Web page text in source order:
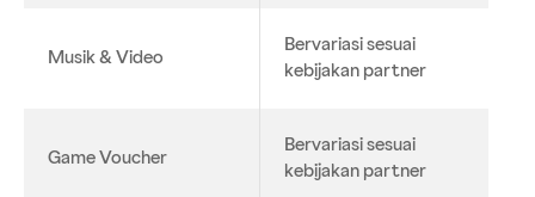
Musik & Video
Bervariasi sesuai
kebijakan partner
Game Voucher
Bervariasi sesuai
kebijakan partner